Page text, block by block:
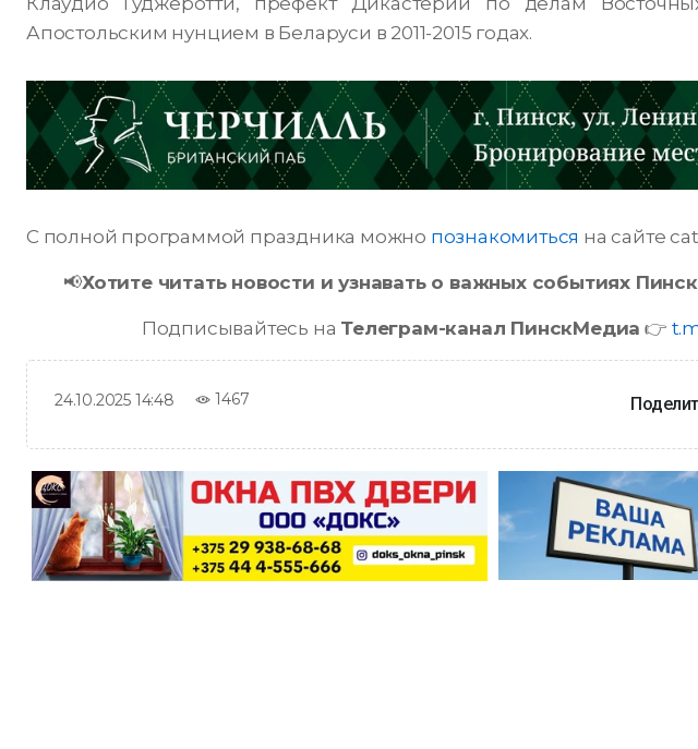
Апостольским нунцием в Беларуси в 2011-2015 годах.
С полной программой праздника можно познакомиться на сайте
📢Хотите читать новости и узнавать о важных событиях
Подписывайтесь на Телеграм-канал ПинскМедиа 👉
24.10.2025 14:48 1467